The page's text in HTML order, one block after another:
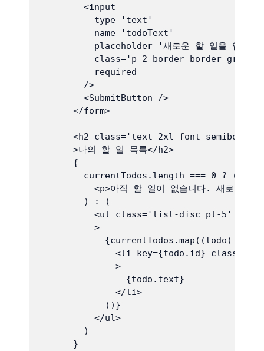
        <input
          type='text'
          name='todoText'
placeholder='새로운 할 일을 입력하
class='p-2 border border-gray-
          required
        />
        <SubmitButton />
      </form>
<h2 class='text-2xl font-semibold
      >나의 할 일 목록</h2>
      {
        currentTodos.length === 0 ? (
<p>아직 할 일이 없습니다. 새로운 할
        ) : (
          <ul class='list-disc pl-5'
          >
            {currentTodos.map((todo) => (
<li key={todo.id}
              >
                {todo.text}
              </li>
            ))}
          </ul>
        )
      }